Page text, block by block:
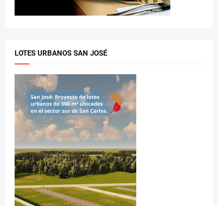
LOTES URBANOS SAN JOSÉ